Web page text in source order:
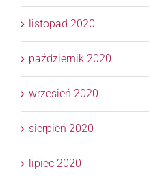
listopad 2020
październik 2020
wrzesień 2020
sierpień 2020
lipiec 2020